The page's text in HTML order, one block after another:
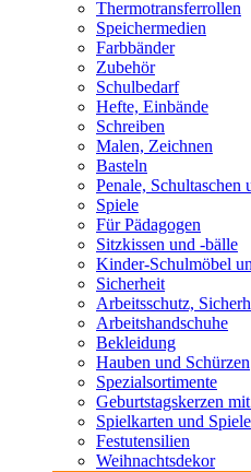
Thermotransferrollen
Speichermedien
Farbbänder
Zubehör
Schulbedarf
Hefte, Einbände
Schreiben
Malen, Zeichnen
Basteln
Penale, Schultaschen
Spiele
Für Pädagogen
Sitzkissen und -bälle
Kinder-Schulmöbel
Sicherheit
Arbeitsschutz,
Arbeitshandschuhe
Bekleidung
Hauben und Schürzen
Spezialsortimente
Geburtstagskerzen
Spielkarten und Spiele
Festutensilien
Weihnachtsdekor